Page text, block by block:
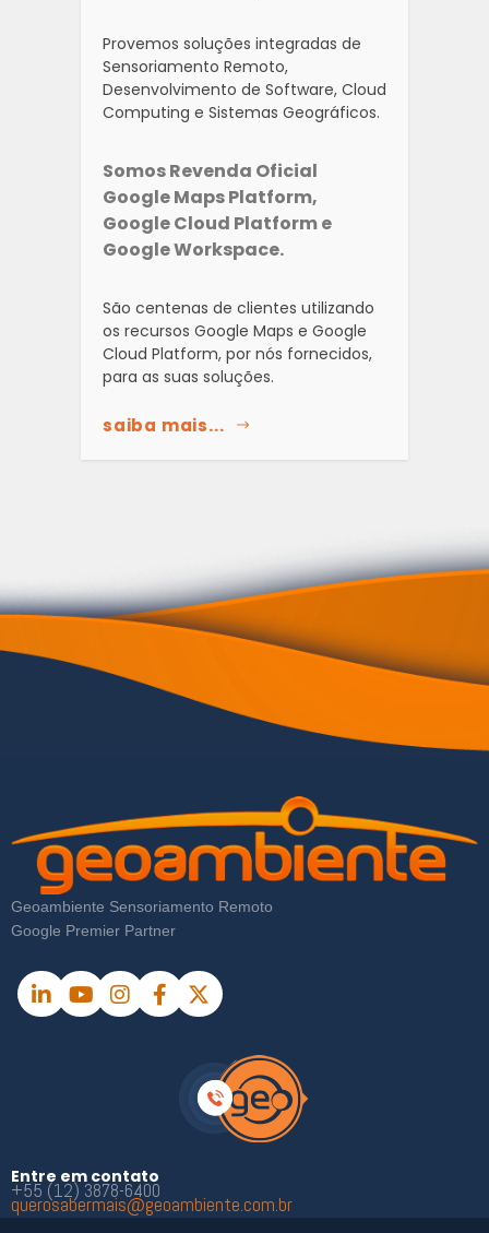
Provemos soluções integradas de
Sensoriamento Remoto,
Desenvolvimento de Software, Cloud
Computing e Sistemas Geográficos.
Somos Revenda Oficial
Google Maps Platform,
Google Cloud Platform e
Google Workspace.
São centenas de clientes utilizando
os recursos Google Maps e Google
Cloud Platform, por nós fornecidos,
para as suas soluções.
saiba mais...
Geoambiente Sensoriamento Remoto
Google Premier Partner
Entre em contato
+55 (12) 3878-6400
querosabermais@geoambiente.com.br